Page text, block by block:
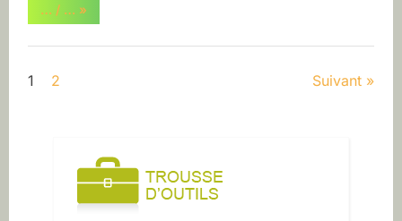
… / … “Réclamation
à
CSST”
»
Pagination
publications
1 2 Suivant